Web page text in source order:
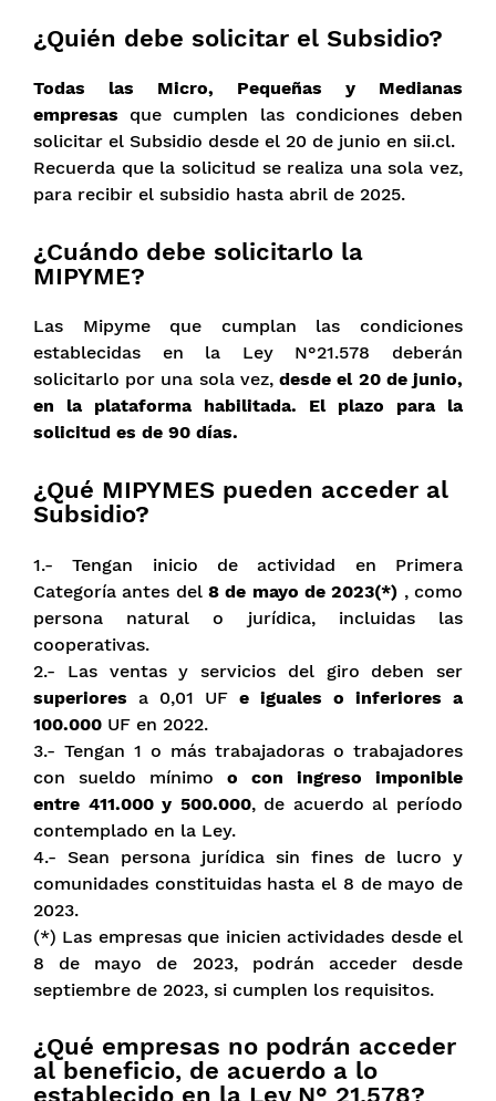
¿Quién debe solicitar el Subsidio?
Todas las Micro, Pequeñas y Medianas
empresas que cumplen las condiciones deben
solicitar el Subsidio desde el 20 de junio en sii.cl.
Recuerda que la solicitud se realiza una sola vez,
para recibir el subsidio hasta abril de 2025.
¿Cuándo debe solicitarlo la
MIPYME?
Las Mipyme que cumplan las condiciones
establecidas en la Ley N°21.578 deberán
solicitarlo por una sola vez,desde el 20 de junio,
en la plataforma habilitada. El plazo para la
solicitud es de 90 días.
¿Qué MIPYMES pueden acceder al
Subsidio?
1.- Tengan inicio de actividad en Primera
Categoría antes del 8 de mayo de 2023(*) , como
persona natural o jurídica, incluidas las
cooperativas.
2.- Las ventas y servicios del giro deben ser
superiores a 0,01 UF e iguales o inferiores a
100.000 UF en 2022.
3.- Tengan 1 o más trabajadoras o trabajadores
con sueldo mínimo o con ingreso imponible
entre 411.000 y 500.000, de acuerdo al período
contemplado en la Ley.
4.- Sean persona jurídica sin fines de lucro y
comunidades constituidas hasta el 8 de mayo de
2023.
(*) Las empresas que inicien actividades desde el
8 de mayo de 2023, podrán acceder desde
septiembre de 2023, si cumplen los requisitos.
¿Qué empresas no podrán acceder
al beneficio, de acuerdo a lo
establecido en la Ley N° 21.578?